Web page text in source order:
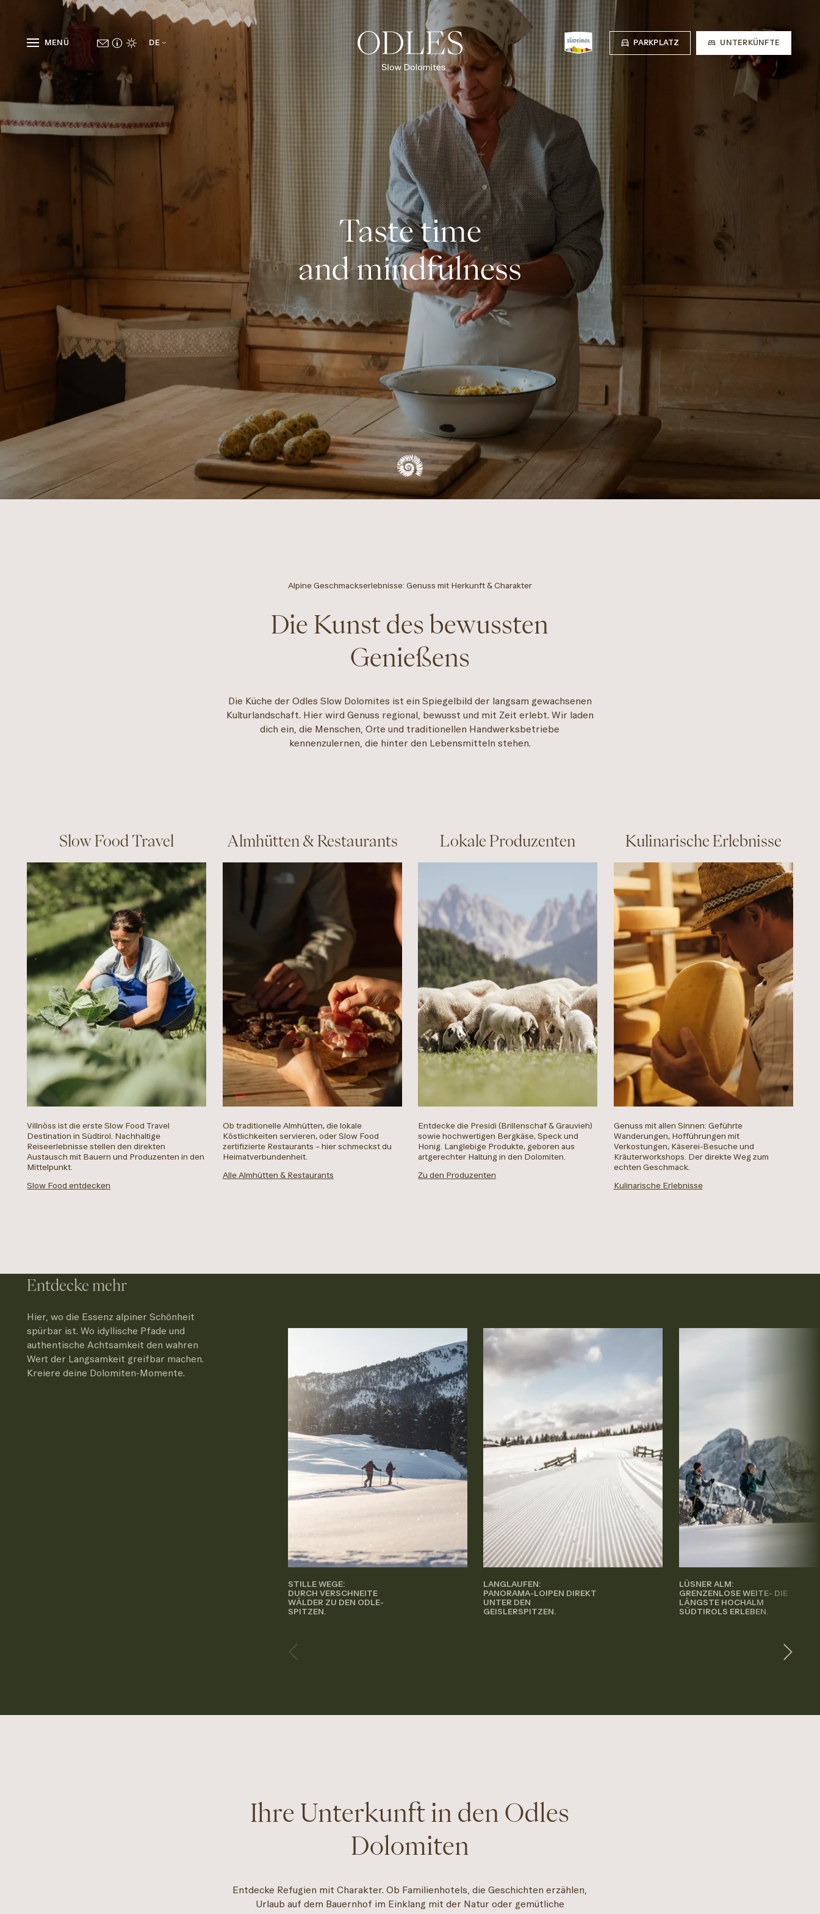
MENÜ DE PARKPLATZ UNTERKÜNFTE
Slow Food
Kulinarische Erlebnisse
Almhütten & Restaurants
ÜBERSICHT KULINARIK & GENUSS
Taste time
and mindfulness
Alpine Geschmackserlebnisse: Genuss mit Herkunft & Charakter
Die Kunst des bewussten
Genießens
Die Küche der Odles Slow Dolomites ist ein Spiegelbild der langsam gewachsenen
Kulturlandschaft. Hier wird Genuss regional, bewusst und mit Zeit erlebt. Wir laden
dich ein, die Menschen, Orte und traditionellen Handwerksbetriebe
kennenzulernen, die hinter den Lebensmitteln stehen.
Slow Food Travel
Villnöss ist die erste Slow Food Travel
Destination in Südtirol. Nachhaltige
Reiseerlebnisse stellen den direkten
Austausch mit Bauern und Produzenten in den
Mittelpunkt.
Slow Food entdecken
Almhütten & Restaurants
Ob traditionelle Almhütten, die lokale
Köstlichkeiten servieren, oder Slow Food
zertifizierte Restaurants – hier schmeckst du
Heimatverbundenheit.
Alle Almhütten & Restaurants
Lokale Produzenten
Entdecke die Presidi (Brillenschaf & Grauvieh)
sowie hochwertigen Bergkäse, Speck und
Honig. Langlebige Produkte, geboren aus
artgerechter Haltung in den Dolomiten.
Zu den Produzenten
Kulinarische Erlebnisse
Genuss mit allen Sinnen: Geführte
Wanderungen, Hofführungen mit
Verkostungen, Käserei-Besuche und
Kräuterworkshops. Der direkte Weg zum
echten Geschmack.
Kulinarische Erlebnisse
Entdecke mehr
Hier, wo die Essenz alpiner Schönheit
spürbar ist. Wo idyllische Pfade und
authentische Achtsamkeit den wahren
Wert der Langsamkeit greifbar machen.
Kreiere deine Dolomiten-Momente.
STILLE WEGE:
DURCH VERSCHNEITE
WÄLDER ZU DEN ODLE-
SPITZEN.
LANGLAUFEN:
PANORAMA-LOIPEN DIREKT
UNTER DEN
GEISLERSPITZEN.
LÜSNER ALM:
GRENZENLOSE WEITE- DIE
LÄNGSTE HOCHALM
SÜDTIROLS ERLEBEN.
Ihre Unterkunft in den Odles
Dolomiten
Entdecke Refugien mit Charakter. Ob Familienhotels, die Geschichten erzählen,
Urlaub auf dem Bauernhof im Einklang mit der Natur oder gemütliche